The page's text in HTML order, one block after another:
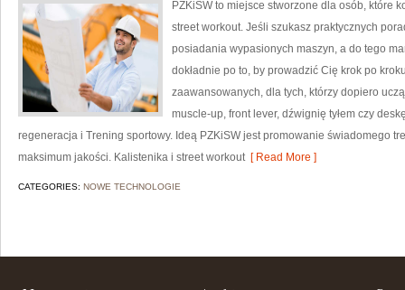
PZKiSW to miejsce stworzone dla osób, które
street workout. Jeśli szukasz praktycznych
posiadania wypasionych maszyn, a do tego
dokładnie po to, by prowadzić Cię krok po
zaawansowanych, dla tych, którzy dopiero
muscle-up, front lever, dźwignię tyłem czy
regeneracja i Trening sportowy. Ideą PZKiSW jest promowanie świadomego
maksimum jakości. Kalistenika i street workout[ Read More ]
CATEGORIES: NOWE TECHNOLOGIE